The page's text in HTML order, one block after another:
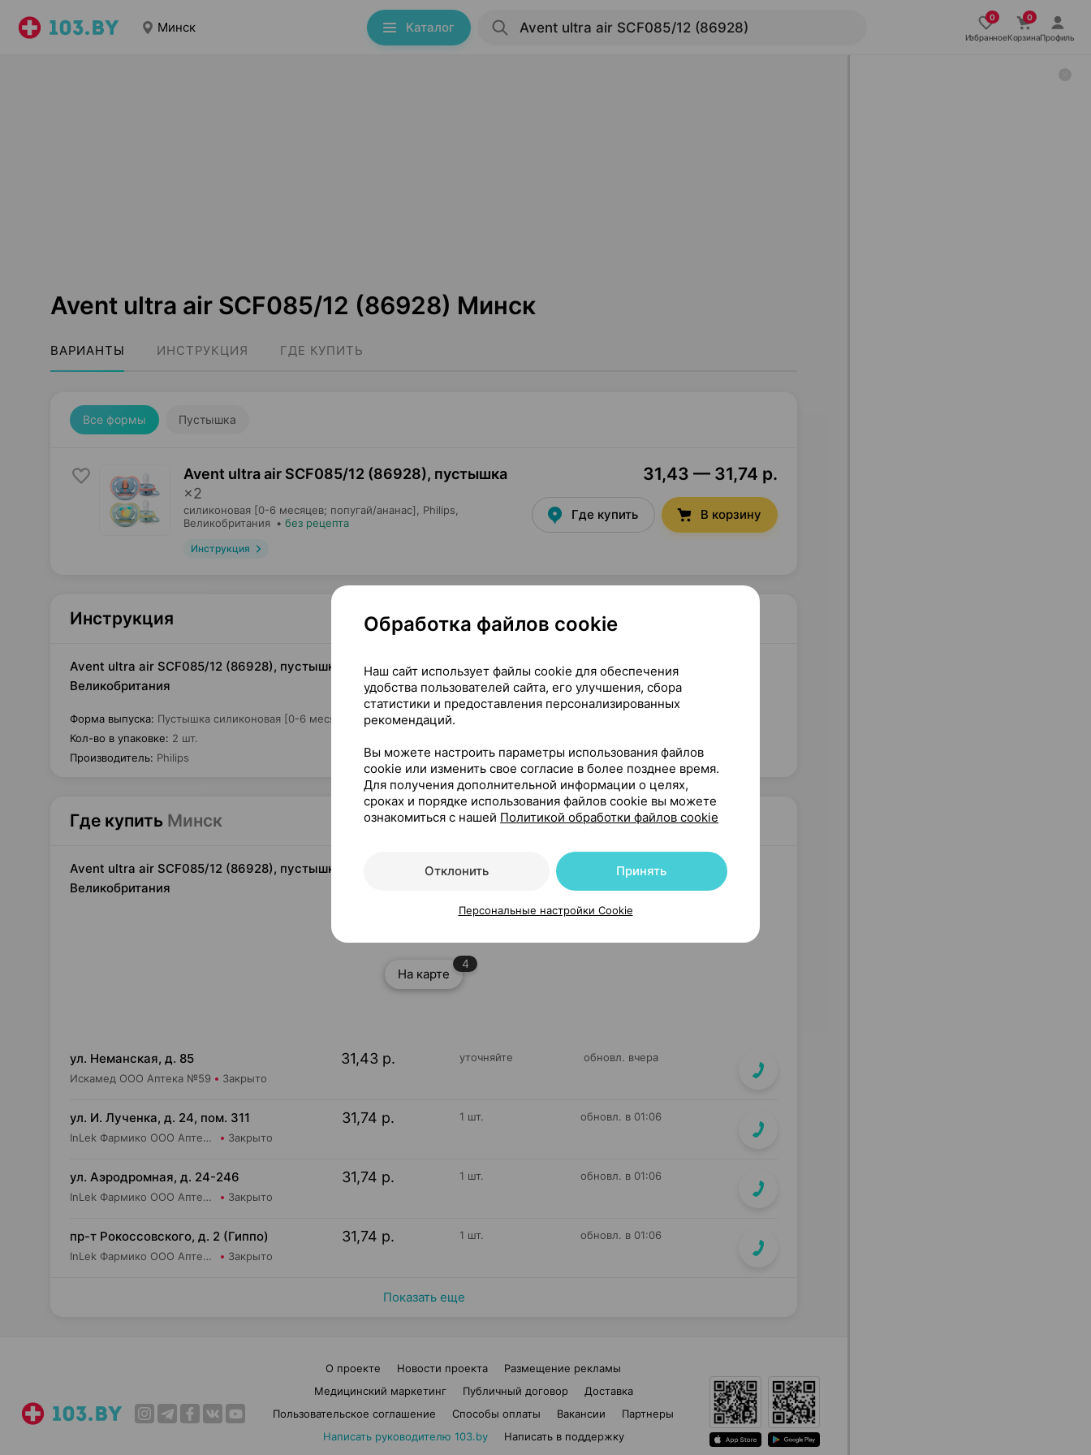
Минск Каталог
ИзбранноеКорзинаПрофиль
Avent ultra air SCF085/12 (86928) Минск
ВАРИАНТЫ ИНСТРУКЦИЯ ГДЕ КУПИТЬ
Все формы Пустышка
Avent ultra air SCF085/12 (86928), пустышка
×2
силиконовая [0-6 месяцев; попугай/ананас], Philips
Великобритания • без рецепта
Инструкция
31,43 — 31,74 р.
Где купить В корзину
Инструкция
Avent ultra air SCF085/12 (86928), пустышка силиконовая [0-6 месяцев; попугай/ананас], ×2, Philips
Великобритания
Форма выпуска: Пустышка силиконовая [0-6 месяцев; попугай/ананас]
Кол-во в упаковке: 2 шт.
Производитель: Philips
Где купить Минск
Avent ultra air SCF085/12 (86928), пустышка силиконовая [0-6 месяцев; попугай/ананас], ×2, Philips
Великобритания
На карте
4
ул. Неманская, д. 85
Искамед ООО Аптека №59 Закрыто
31,43 р. уточняйте обновл. вчера
ул. И. Лученка, д. 24, пом. 311
InLek Фармико ООО Аптека №15 Закрыто
31,74 р. 1 шт. обновл. в 01:06
ул. Аэродромная, д. 24-246
InLek Фармико ООО Аптека №13 Закрыто
31,74 р. 1 шт. обновл. в 01:06
пр-т Рокоссовского, д. 2 (Гиппо)
InLek Фармико ООО Аптека №19 Закрыто
31,74 р. 1 шт. обновл. в 01:06
Показать еще
О проекте Новости проекта
Размещение рекламы
Медицинский маркетинг
Публичный договор
Доставка
Пользовательское соглашение
Способы оплаты Вакансии
Партнеры
Написать руководителю 103.by
Написать в поддержку
Обработка файлов cookie
Наш сайт использует файлы cookie для обеспечения
удобства пользователей сайта, его улучшения, сбора
статистики и предоставления персонализированных
рекомендаций.
Вы можете настроить параметры использования файлов
cookie или изменить свое согласие в более позднее время.
Для получения дополнительной информации о целях,
сроках и порядке использования файлов cookie вы можете
ознакомиться с нашей Политикой обработки файлов cookie
Отклонить Принять
Персональные настройки Cookie